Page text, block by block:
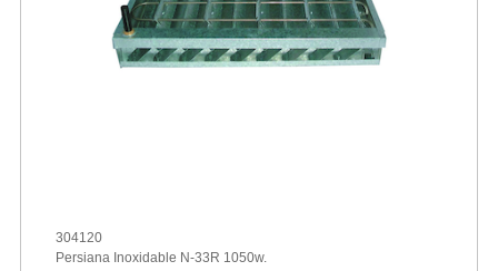
304120
Persiana Inoxidable N-33R 1050w.